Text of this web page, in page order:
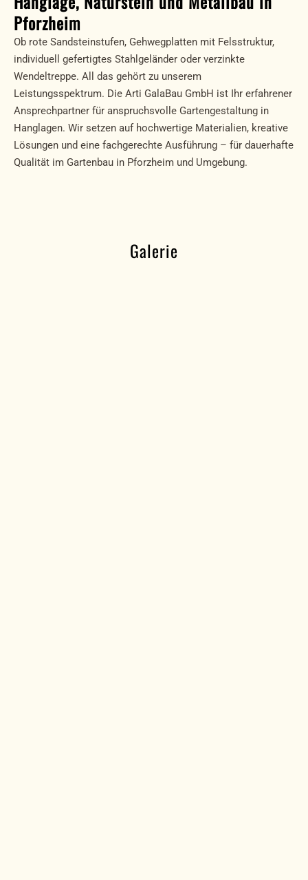
Pforzheim
Ob rote Sandsteinstufen, Gehwegplatten mit Felsstruktur,
individuell gefertigtes Stahlgeländer oder verzinkte
Wendeltreppe. All das gehört zu unserem
Leistungsspektrum. Die Arti GalaBau GmbH ist Ihr erfahrener
Ansprechpartner für anspruchsvolle Gartengestaltung in
Hanglagen. Wir setzen auf hochwertige Materialien, kreative
Lösungen und eine fachgerechte Ausführung – für dauerhafte
Qualität im Gartenbau in Pforzheim und Umgebung.
Galerie